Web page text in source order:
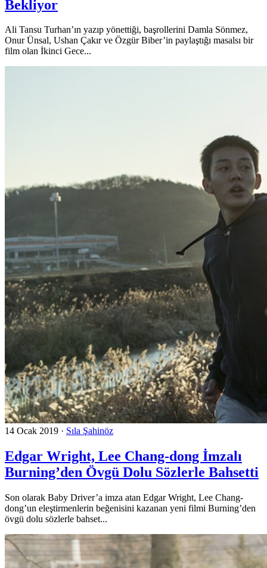
Bekliyor
Ali Tansu Turhan’ın yazıp yönettiği, başrollerini Damla Sönmez,
Onur Ünsal, Ushan Çakır ve Özgür Biber’in paylaştığı masalsı bir
film olan İkinci Gece...
14 Ocak 2019 · Sıla Şahinöz
Edgar Wright, Lee Chang-dong İmzalı
Burning’den Övgü Dolu Sözlerle Bahsetti
Son olarak Baby Driver’a imza atan Edgar Wright, Lee Chang-
dong’un eleştirmenlerin beğenisini kazanan yeni filmi Burning’den
övgü dolu sözlerle bahset...